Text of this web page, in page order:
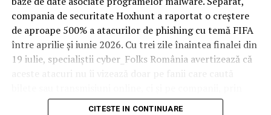
În etapa de renovare sau construcție, administratorii
care iau în calcul mocheta trafic intens
pentru zonele
cu rotație mare reduc riscul de uzură prematură și de
decolorare vizibilă în punctele de trecere frecventă. Este
o decizie care ține mai puțin de stil și mai mult de
după primele sezoane de utilizare intensă.
compania de securitate Hoxhunt a raportat o creștere
de aproape 500% a atacurilor de phishing cu temă FIFA
între aprilie și iunie 2026. Cu trei zile înaintea finalei din
19 iulie, specialiștii cyber_Folks România avertizează că
conturile, dispozitivele și infrastructura digitală
CITESTE IN CONTINUARE